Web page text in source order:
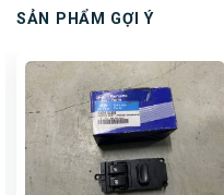
SẢN PHẨM GỢI Ý